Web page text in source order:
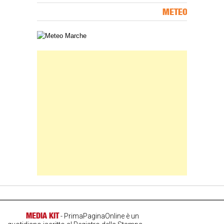
METEO
Carta meteorologica delle Marche
MEDIA KIT- PrimaPaginaOnline è un